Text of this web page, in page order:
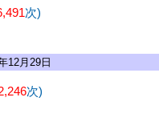
次)
12月29日
次)